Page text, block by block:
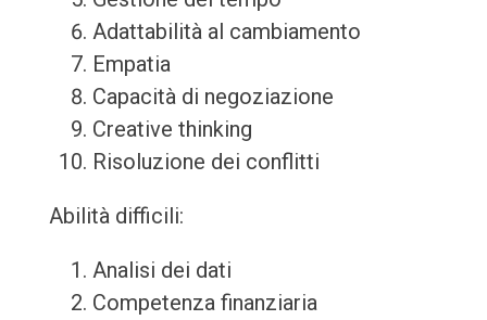
Adattabilità al cambiamento
Empatia
Capacità di negoziazione
Creative thinking
Risoluzione dei conflitti
Abilità difficili:
Analisi dei dati
Competenza finanziaria